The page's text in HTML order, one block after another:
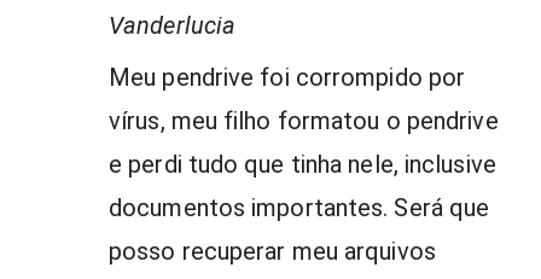
Vanderlucia
Meu pendrive foi corrompido por
vírus, meu filho formatou o pendrive
e perdi tudo que tinha nele, inclusive
documentos importantes. Será que
posso recuperar meu arquivos